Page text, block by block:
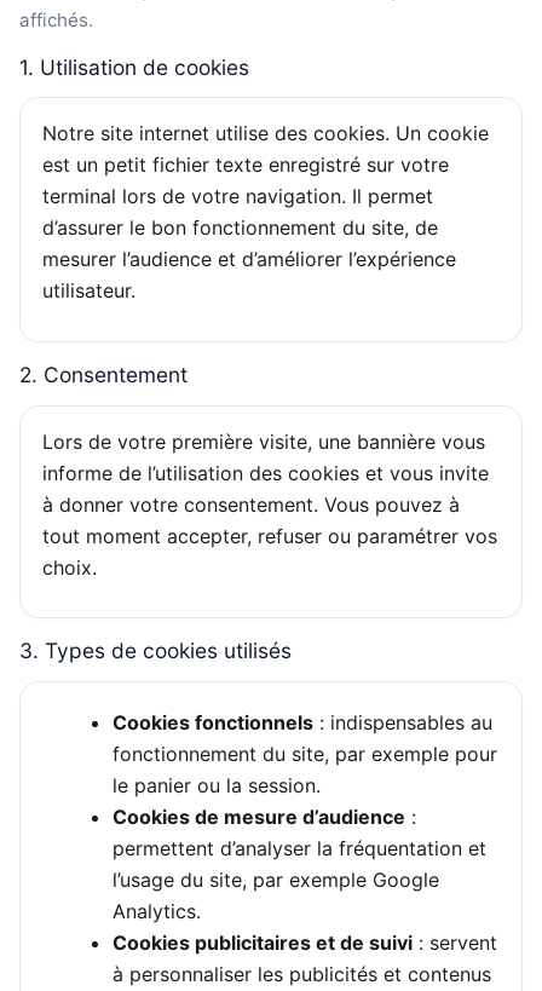
affichés.
1. Utilisation de cookies
Notre site internet utilise des cookies. Un cookie
est un petit fichier texte enregistré sur votre
terminal lors de votre navigation. Il permet
d’assurer le bon fonctionnement du site, de
mesurer l’audience et d’améliorer l’expérience
utilisateur.
2. Consentement
Lors de votre première visite, une bannière vous
informe de l’utilisation des cookies et vous invite
à donner votre consentement. Vous pouvez à
tout moment accepter, refuser ou paramétrer vos
choix.
3. Types de cookies utilisés
Cookies fonctionnels: indispensables au
fonctionnement du site, par exemple pour
le panier ou la session.
Cookies de mesure d’audience :
permettent d’analyser la fréquentation et
l’usage du site, par exemple Google
Analytics.
Cookies publicitaires et de suivi: servent
à personnaliser les publicités et contenus